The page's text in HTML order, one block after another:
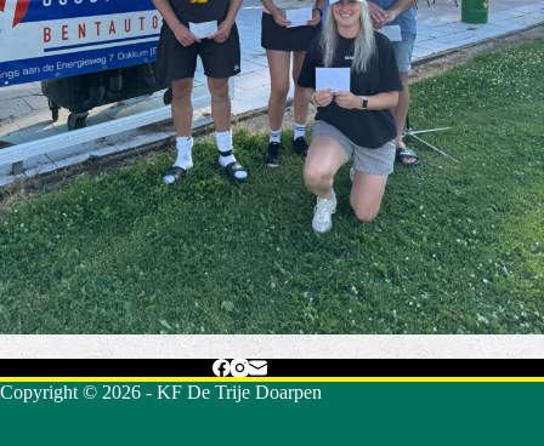
Copyright © 2026 - KF De Trije Doarpen